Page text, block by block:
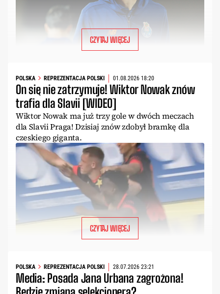
CZYTAJ WIĘCEJ
POLSKA REPREZENTACJA POLSKI 01.08.2026 18:20
On się nie zatrzymuje! Wiktor Nowak znów
trafia dla Slavii [WIDEO]
Wiktor Nowak ma już trzy gole w dwóch meczach
dla Slavii Praga! Dzisiaj znów zdobył bramkę dla
czeskiego giganta.
CZYTAJ WIĘCEJ
POLSKA REPREZENTACJA POLSKI 28.07.2026 23:21
Media: Posada Jana Urbana zagrożona!